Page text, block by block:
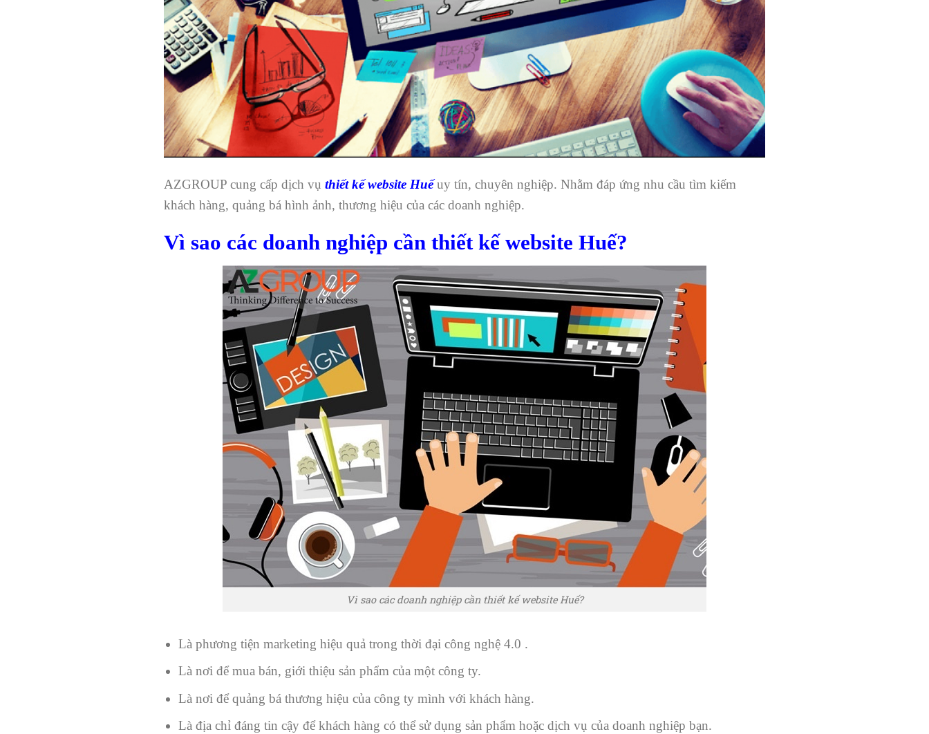
AZGROUP cung cấp dịch vụ thiết kế website Huếuy tín, chuyên nghiệp. Nhằm đáp ứng nhu cầu tìm kiếm
khách hàng, quảng bá hình ảnh, thương hiệu của các doanh nghiệp.
Vì sao các doanh nghiệp cần thiết kế website Huế?
Vì sao các doanh nghiệp cần thiết kế website Huế?
Là phương tiện marketing hiệu quả trong thời đại công nghệ 4.0 .
Là nơi để mua bán, giới thiệu sản phẩm của một công ty.
Là nơi để quảng bá thương hiệu của công ty mình với khách hàng.
Là địa chỉ đáng tin cậy để khách hàng có thể sử dụng sản phẩm hoặc dịch vụ của doanh nghiệp bạn.